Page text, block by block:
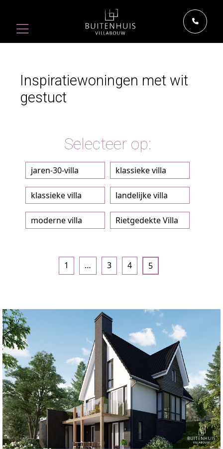
Inspiratiewoningen met wit
gestuct
Selecteer op:
jaren-30-villa klassieke villa
klassieke villa landelijke villa
moderne villa Rietgedekte Villa
1 … 3 4 5